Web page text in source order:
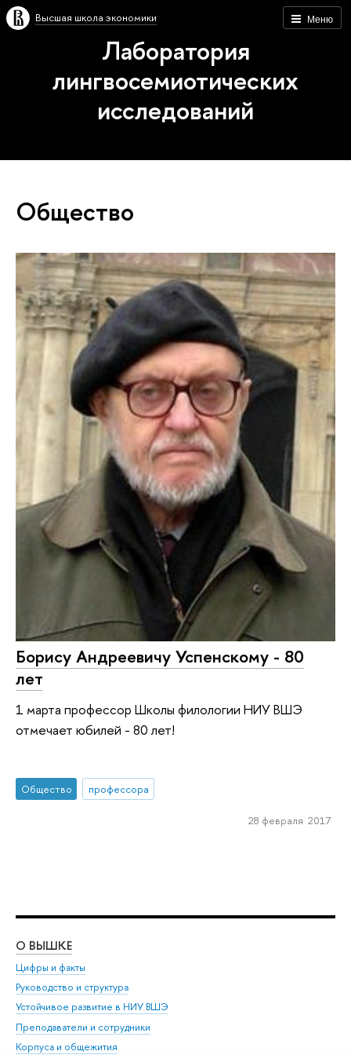
Меню
Высшая школа экономики
Лаборатория
лингвосемиотических
исследований
Общество
Борису Андреевичу Успенскому - 80
лет
1 марта профессор Школы филологии НИУ ВШЭ
отмечает юбилей - 80 лет!
Общество профессора
28 февраля 2017
О ВЫШКЕ
Цифры и факты
Руководство и структура
Устойчивое развитие в НИУ ВШЭ
Преподаватели и сотрудники
Корпуса и общежития